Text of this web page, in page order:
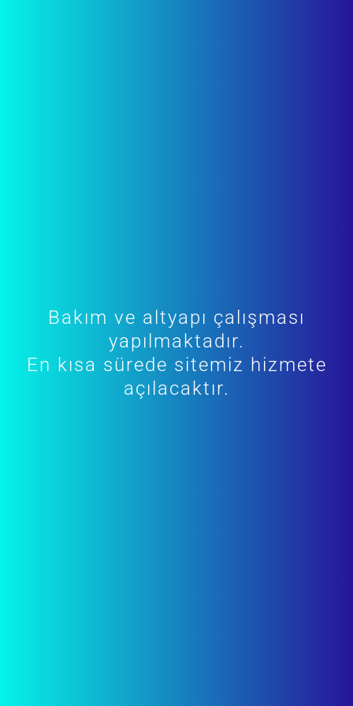
Bakım ve altyapı çalışması
yapılmaktadır.
En kısa sürede sitemiz hizmete
açılacaktır.